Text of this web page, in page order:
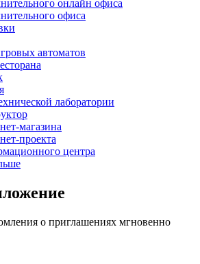
онлайн офиса
офиса
автоматов
лаборатории
магазина
проекта
центра
о приглашениях мгновенно